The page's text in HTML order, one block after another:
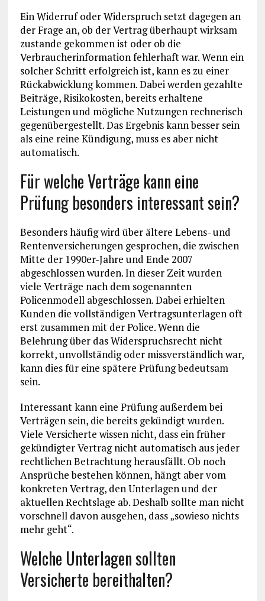
Ein Widerruf oder Widerspruch setzt dagegen an
der Frage an, ob der Vertrag überhaupt wirksam
zustande gekommen ist oder ob die
Verbraucherinformation fehlerhaft war. Wenn ein
solcher Schritt erfolgreich ist, kann es zu einer
Rückabwicklung kommen. Dabei werden gezahlte
Beiträge, Risikokosten, bereits erhaltene
Leistungen und mögliche Nutzungen rechnerisch
gegenübergestellt. Das Ergebnis kann besser sein
als eine reine Kündigung, muss es aber nicht
automatisch.
Für welche Verträge kann eine
Prüfung besonders interessant sein?
Besonders häufig wird über ältere Lebens- und
Rentenversicherungen gesprochen, die zwischen
Mitte der 1990er-Jahre und Ende 2007
abgeschlossen wurden. In dieser Zeit wurden
viele Verträge nach dem sogenannten
Policenmodell abgeschlossen. Dabei erhielten
Kunden die vollständigen Vertragsunterlagen oft
erst zusammen mit der Police. Wenn die
Belehrung über das Widerspruchsrecht nicht
korrekt, unvollständig oder missverständlich war,
kann dies für eine spätere Prüfung bedeutsam
sein.
Interessant kann eine Prüfung außerdem bei
Verträgen sein, die bereits gekündigt wurden.
Viele Versicherte wissen nicht, dass ein früher
gekündigter Vertrag nicht automatisch aus jeder
rechtlichen Betrachtung herausfällt. Ob noch
Ansprüche bestehen können, hängt aber vom
konkreten Vertrag, den Unterlagen und der
aktuellen Rechtslage ab. Deshalb sollte man nicht
vorschnell davon ausgehen, dass „sowieso nichts
mehr geht“.
Welche Unterlagen sollten
Versicherte bereithalten?